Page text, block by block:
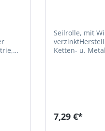
Seilrolle, mit
Ketten- u.
7,29 €*